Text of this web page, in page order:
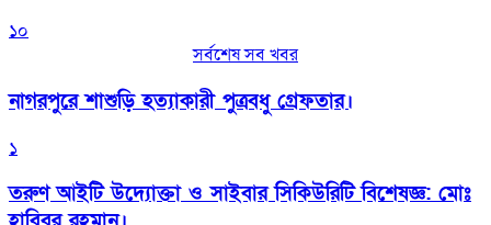
১০
সর্বশেষ সব খবর
নাগরপুরে শাশুড়ি হত্যাকারী পুত্রবধু গ্রেফতার।
১
তরুণ আইটি উদ্যোক্তা ও সাইবার সিকিউরিটি বিশেষজ্ঞ: মোঃ